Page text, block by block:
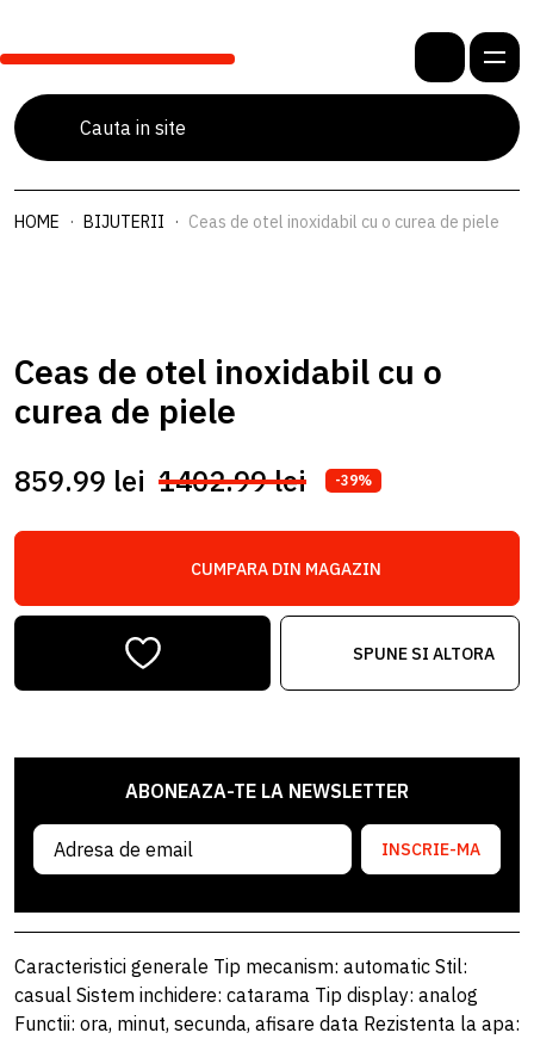
HOME BIJUTERII Ceas de otel inoxidabil cu o curea de piele
Ceas de otel inoxidabil cu o
curea de piele
859.99 lei 1402.99 lei -39%
CUMPARA DIN MAGAZIN
SPUNE SI ALTORA
ABONEAZA-TE LA NEWSLETTER
INSCRIE-MA
Caracteristici generale Tip mecanism: automatic Stil:
casual Sistem inchidere: catarama Tip display: analog
Functii: ora, minut, secunda, afisare data Rezistenta la apa: